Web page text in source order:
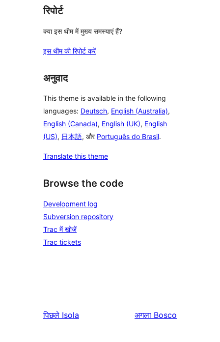
रिपोर्ट
क्या इस थीम में मुख्य समस्याएं हैं?
इस थीम की रिपोर्ट करें
अनुवाद
This theme is available in the following
languages: Deutsch, English (Australia),
English (Canada), English (UK), English
(US), 日本語, और Português do Brasil.
Translate this theme
Browse the code
Development log
Subversion repository
Trac में खोजें
Trac tickets
पिछले Isola अगला Bosco